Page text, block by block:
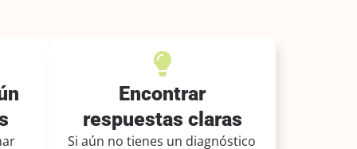
Encontrar
respuestas claras
Si aún no tienes un diagnóstico